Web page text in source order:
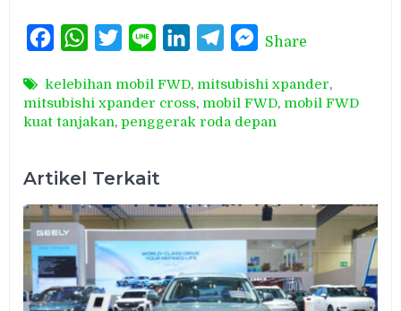
FacebookWhatsAppTwitterLine LinkedInTelegramMessenger
Share
kelebihan mobil FWD, mitsubishi xpander,
mitsubishi xpander cross, mobil FWD, mobil FWD
kuat tanjakan,penggerak roda depan
Artikel Terkait